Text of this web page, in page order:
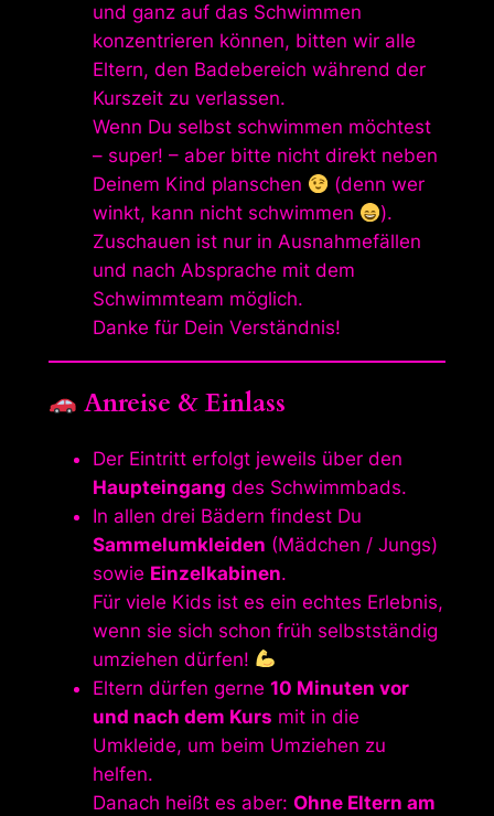
und ganz auf das Schwimmen
konzentrieren können, bitten wir alle
Eltern, den Badebereich während der
Kurszeit zu verlassen.
Wenn Du selbst schwimmen möchtest
– super! – aber bitte nicht direkt neben
Deinem Kind planschen
(denn wer
winkt, kann nicht schwimmen
).
Zuschauen ist nur in Ausnahmefällen
und nach Absprache mit dem
Schwimmteam möglich.
Danke für Dein Verständnis!
Anreise & Einlass
Der Eintritt erfolgt jeweils über den
Haupteingang des Schwimmbads.
In allen drei Bädern findest Du
Sammelumkleiden (Mädchen / Jungs)
sowie Einzelkabinen.
Für viele Kids ist es ein echtes Erlebnis,
wenn sie sich schon früh selbstständig
umziehen dürfen!
Eltern dürfen gerne 10 Minuten vor
und nach dem Kurs mit in die
Umkleide, um beim Umziehen zu
helfen.
Danach heißt es aber: Ohne Eltern am